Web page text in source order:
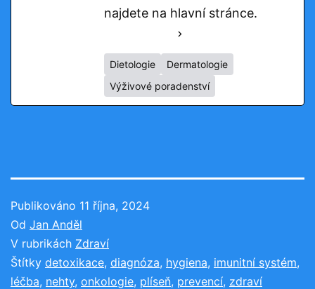
najdete na hlavní stránce.
Dietologie
Dermatologie
Výživové poradenství
Publikováno 11 října, 2024
Od Jan Anděl
V rubrikách Zdraví
Štítky detoxikace, diagnóza, hygiena, imunitní systém,
léčba, nehty, onkologie, plíseň, prevencí, zdraví